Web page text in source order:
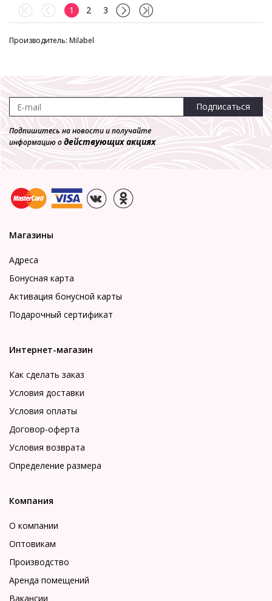
1 2 3
Производитель: Milabel
Подписаться
Подпишитесь на новости и получайте
информацию одействующих акциях
Магазины
Адреса
Бонусная карта
Активация бонусной карты
Подарочный сертификат
Интернет-магазин
Как сделать заказ
Условия доставки
Условия оплаты
Договор-оферта
Условия возврата
Определение размера
Компания
О компании
Оптовикам
Производство
Аренда помещений
Вакансии